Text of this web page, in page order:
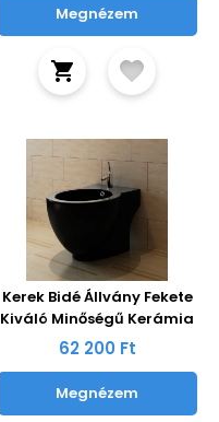
Megnézem
Kerek Bidé Állvány Fekete
Kiváló Minőségű Kerámia
62 200 Ft
Megnézem